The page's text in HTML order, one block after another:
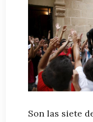
Son las siete